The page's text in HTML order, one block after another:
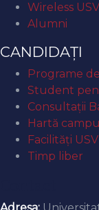
Wireless USV
Alumni
CANDIDAȚI
Programe
Student
Consultații
Hartă
Facilități USV
Timp liber